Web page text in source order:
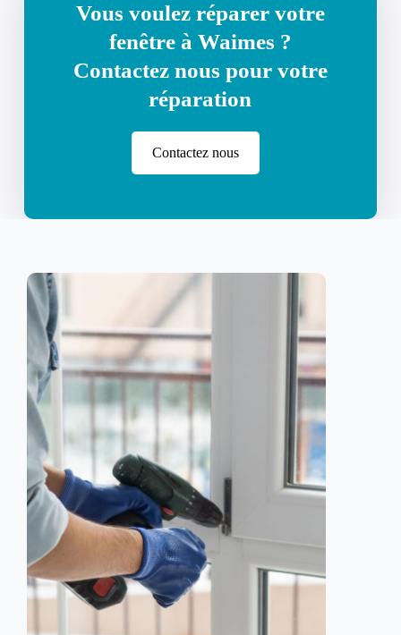
Vous voulez réparer votre
fenêtre à Waimes ?
Contactez nous pour votre
réparation
Contactez nous